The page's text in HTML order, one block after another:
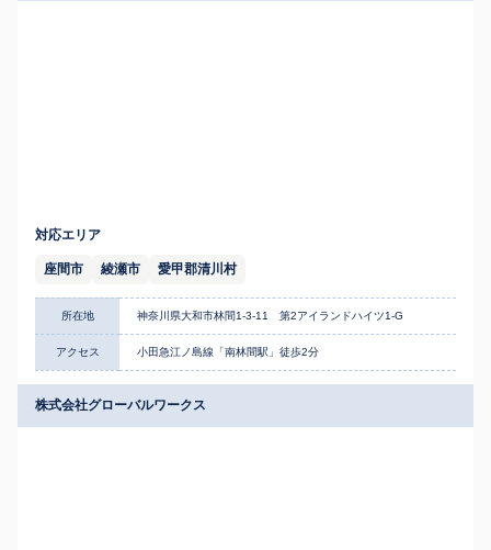
対応エリア
座間市 綾瀬市 愛甲郡清川村
所在地 神奈川県大和市林間1-3-11 第2アイランドハイツ1-G
アクセス 小田急江ノ島線「南林間駅」徒歩2分
株式会社グローバルワークス